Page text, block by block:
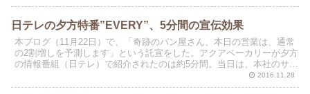
日テレの夕方特番”EVERY”、5分間の宣伝効果
本ブログ（11月22日）で、「奇跡のパン屋さん、本日の営業は、通常
の2割増しを予測します」という託宣をした。アクアベーカリーが夕方
の情報番組（日テレ）で紹介されたのは約5分間。当日は、本社のサー
2016.11.28